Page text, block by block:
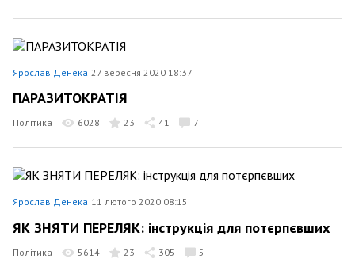
Ярослав Денека 27 вересня 2020 18:37
ПАРАЗИТОКРАТІЯ
Політика 6028 23 41 7
Ярослав Денека 11 лютого 2020 08:15
ЯК ЗНЯТИ ПЕРЕЛЯК: інструкція для потєрпєвших
Політика 5614 23 305 5